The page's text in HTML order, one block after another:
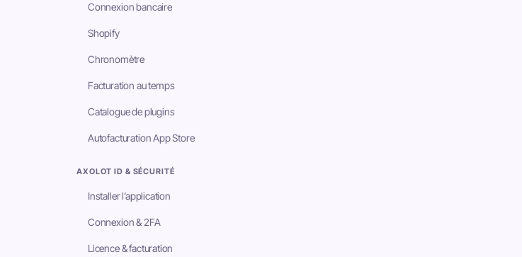
Connexion bancaire
Shopify
Chronomètre
Facturation au temps
Catalogue de plugins
Autofacturation App Store
AXOLOT ID & SÉCURITÉ
Installer l’application
Connexion & 2FA
Licence & facturation